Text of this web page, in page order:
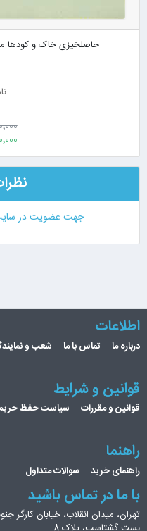
حاصلخیزی خاک و کودها
جهت عضویت در سایت
اطلاعات
درباره ما تماس با ما شعب و
قوانین و شرایط
قوانین و مقررات سیاست حفظ
راهنما
راهنمای خرید سوالات متداول
با ما در تماس باشید
تهران، میدان انقلاب، خیابان کارگر